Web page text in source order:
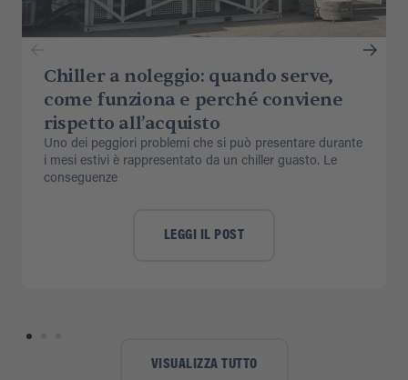
Chiller a noleggio: quando serve,
come funziona e perché conviene
rispetto all’acquisto
Uno dei peggiori problemi che si può presentare durante
i mesi estivi è rappresentato da un chiller guasto. Le
conseguenze
LEGGI IL POST
VISUALIZZA TUTTO